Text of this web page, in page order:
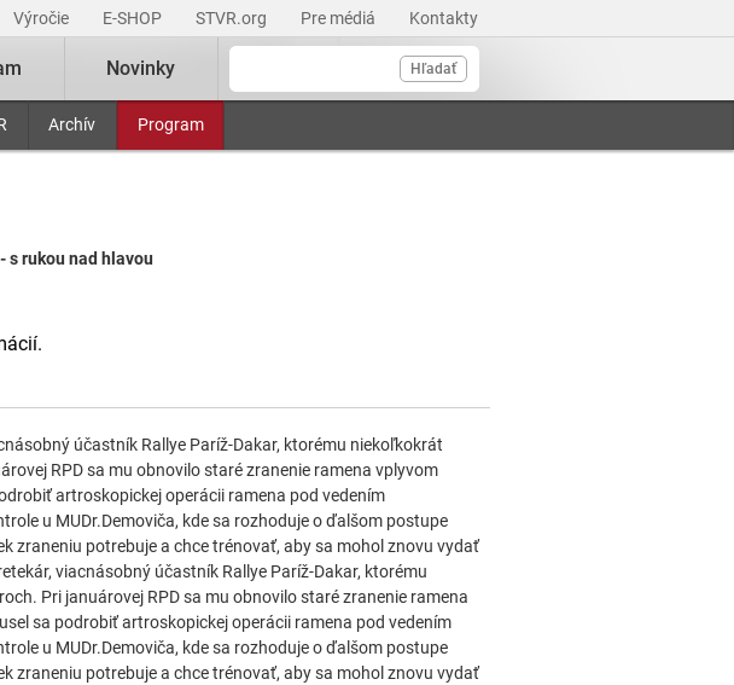
Výročie E-SHOP STVR.org Pre médiá Kontakty
Hľadať
Archív Program
Novinky
s rukou nad hlavou
účastník Rallye Paríž-Dakar, ktorému niekoľkokrát
RPD sa mu obnovilo staré zranenie ramena vplyvom
artroskopickej operácii ramena pod vedením
u MUDr.Demoviča, kde sa rozhoduje o ďalšom postupe
zraneniu potrebuje a chce trénovať, aby sa mohol znovu vydať
viacnásobný účastník Rallye Paríž-Dakar, ktorému
Pri januárovej RPD sa mu obnovilo staré zranenie ramena
sa podrobiť artroskopickej operácii ramena pod vedením
u MUDr.Demoviča, kde sa rozhoduje o ďalšom postupe
zraneniu potrebuje a chce trénovať, aby sa mohol znovu vydať